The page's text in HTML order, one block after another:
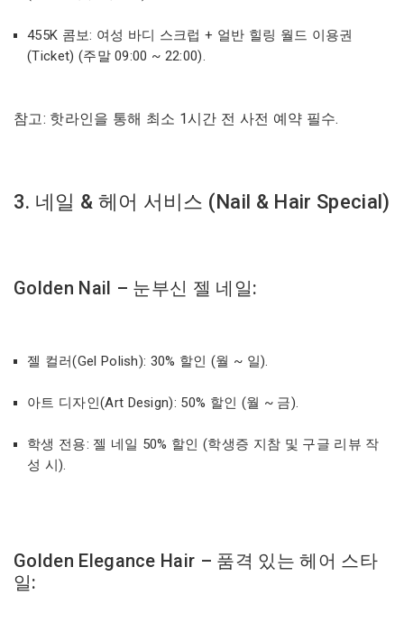
455K 콤보: 여성 바디 스크럽 + 얼반 힐링 월드 이용권
(Ticket) (주말 09:00 ~ 22:00).
참고: 핫라인을 통해 최소 1시간 전 사전 예약 필수.
3. 네일 & 헤어 서비스 (Nail & Hair Special)
Golden Nail – 눈부신 젤 네일:
젤 컬러(Gel Polish): 30% 할인 (월 ~ 일).
아트 디자인(Art Design): 50% 할인 (월 ~ 금).
학생 전용: 젤 네일 50% 할인 (학생증 지참 및 구글 리뷰 작
성 시).
Golden Elegance Hair – 품격 있는 헤어 스타
일: